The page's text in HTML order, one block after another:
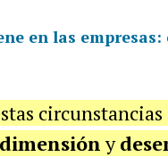
en las empresas:
circunstancias
y